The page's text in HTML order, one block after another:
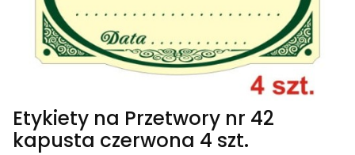
Etykiety na Przetwory nr 42
kapusta czerwona 4 szt.